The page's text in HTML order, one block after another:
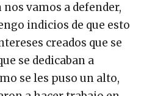
vamos a defender,
indicios de que esto
creados que se
se dedicaban a
se les puso un alto,